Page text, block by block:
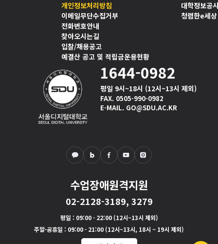
개인정보처리방침
이메일무단수집거부
전화번호안내
찾아오시는길
입찰/채용공고
예결산 공고 및 적립금운용현황
대학정보공
청렴한e세상
1644-0982
평일 9시~18시 (12시~13시 제외)
FAX. 0505-990-0982
E-MAIL. GO@SDU.AC.KR
수업장애원격지원
02-2128-3189, 3279
평일 : 09:00 - 22:00 (12시~13시 제외)
주말·공휴일 : 09:00 - 21:00 (12시~13시, 18시 ~ 19시 제외)